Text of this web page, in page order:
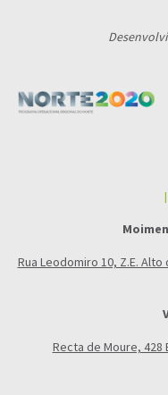
Rua Leodomiro 10, Z.E.
Recta de Moure, 428